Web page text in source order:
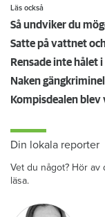
Läs också
Din lokala reporter
Vet du något? Hör
läsa.